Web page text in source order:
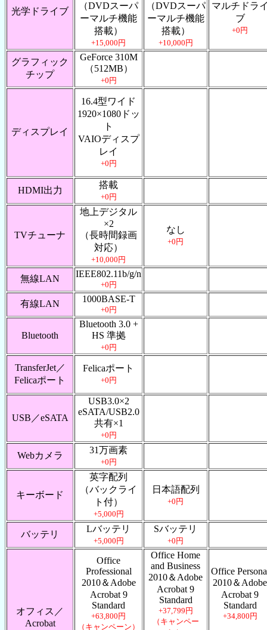
光学ドライブ
（DVDスーパ
ーマルチ機能
搭載）
+15,000円
（DVDスーパ
ーマルチ機能
搭載）
+10,000円
マルチドラ
ブ
+0円
グラフィック
チップ
GeForce 310M
（512MB）
+0円
ディスプレイ
16.4型ワイド
1920×1080ドッ
ト
VAIOディスプ
レイ
+0円
HDMI出力
搭載
+0円
TVチューナ
地上デジタル
×2
（長時間録画
対応）
+10,000円
なし
+0円
無線LAN IEEE802.11b/g/n
+0円
有線LAN 1000BASE-T
+0円
Bluetooth
Bluetooth 3.0 +
HS 準拠
+0円
TransferJet／
Felicaポート
Felicaポート
+0円
USB／eSATA
USB3.0×2
eSATA/USB2.0
共有×1
+0円
Webカメラ
31万画素
+0円
キーボード
英字配列
（バックライ
ト付）
+5,000円
日本語配列
+0円
バッテリ
Lバッテリ
+5,000円
Sバッテリ
+0円
オフィス／
Acrobat
Office
Professional
2010＆Adobe
Acrobat 9
Standard
+63,800円
（キャンペーン）
Office Home
and Business
2010＆Adobe
Acrobat 9
Standard
+37,799円
（キャンペー
Office
2010＆Adobe
Acrobat 9
Standard
+34,800円